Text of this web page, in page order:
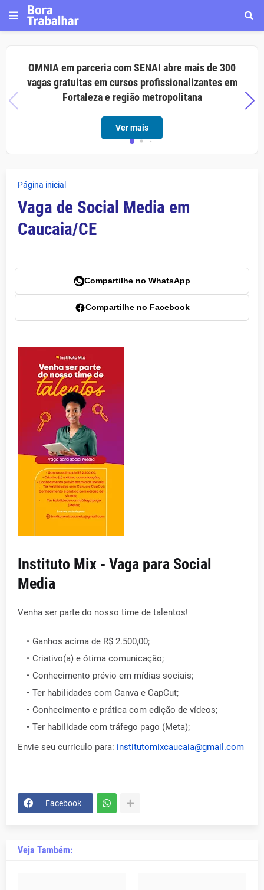
OMNIA em parceria com SENAI abre mais de 300
vagas gratuitas em cursos profissionalizantes em
Fortaleza e região metropolitana
Ver mais
Página inicial
Vaga de Social Media em
Caucaia/CE
Compartilhe no WhatsApp
Compartilhe no Facebook
Instituto Mix - Vaga para Social
Media
Venha ser parte do nosso time de talentos!
Ganhos acima de R$ 2.500,00;
Criativo(a) e ótima comunicação;
Conhecimento prévio em mídias sociais;
Ter habilidades com Canva e CapCut;
Conhecimento e prática com edição de vídeos;
Ter habilidade com tráfego pago (Meta);
Envie seu currículo para: institutomixcaucaia@gmail.com
Facebook
Veja Também: